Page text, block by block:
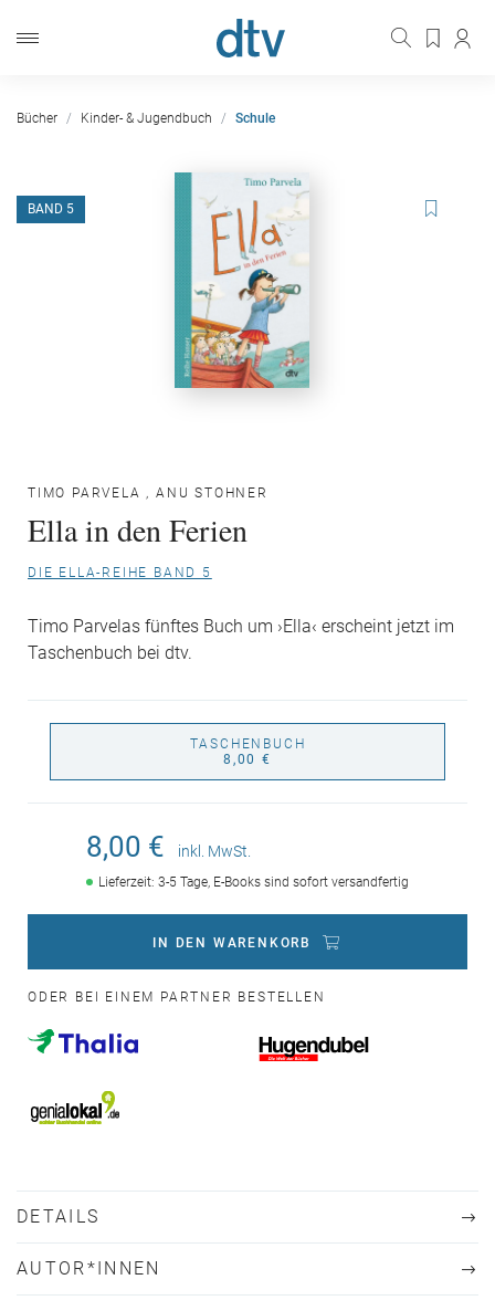
Bücher Kinder- & Jugendbuch Schule
BAND 5
TIMO PARVELA ,ANU STOHNER
Ella in den Ferien
DIE ELLA-REIHE BAND 5
Timo Parvelas fünftes Buch um ›Ella‹ erscheint jetzt im
Taschenbuch bei dtv.
TASCHENBUCH
8,00 €
8,00 € inkl. MwSt.
Lieferzeit: 3-5 Tage, E-Books sind sofort versandfertig
IN DEN WARENKORB
ODER BEI EINEM PARTNER BESTELLEN
DETAILS
AUTOR*INNEN